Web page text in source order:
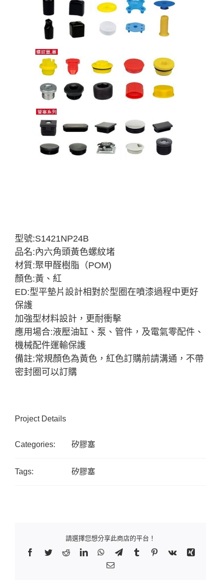
型號:S1421NP24B
品名:內六角頭黃色螺紋堵
材質:聚甲醛樹脂（POM)
顏色:黃、紅
ED:型平墊片設計相對於型圈在噴漆過程中更好
保護
加強型材料設計，更耐衝擊
應用場合:液壓油缸、泵、管件，及電氣零配件、
機械配件運輸保護
備註:常規顏色為黃色，紅色訂購前請溝通，不帶
密封圈可以訂購
Project Details
Categories: 矽膠塞
Tags: 矽膠塞
請選擇您想分享此商店的平台！
Facebook
TwitterRedditLinkedInWhatsApp
TelegramTumblr Pinterest
Vk
Xing
Email: